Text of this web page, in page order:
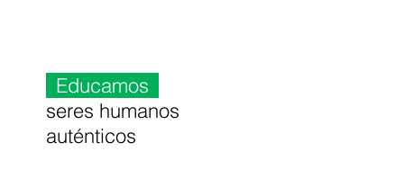
Educamos
seres humanos
auténticos